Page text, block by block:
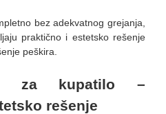
bez adekvatnog grejanja,
praktično i estetsko rešenje
peškira.
za kupatilo –
rešenje